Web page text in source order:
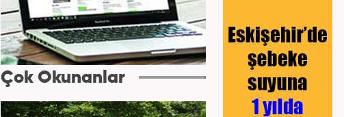
Çok Okunanlar